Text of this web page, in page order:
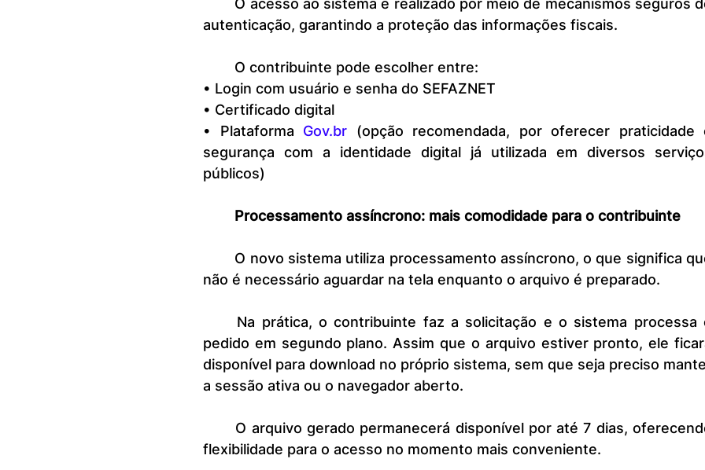
autenticação, garantindo a proteção das informações fiscais.
	O contribuinte pode escolher entre:
• Login com usuário e senha do SEFAZNET
• Certificado digital
• Plataforma Gov.br (opção recomendada, por oferecer praticidade
segurança com a identidade digital já utilizada em diversos
públicos)
Processamento assíncrono: mais comodidade para o contribuinte
não é necessário aguardar na tela enquanto o arquivo é preparado.
pedido em segundo plano. Assim que o arquivo estiver pronto, ele
disponível para download no próprio sistema, sem que seja preciso
a sessão ativa ou o navegador aberto.
flexibilidade para o acesso no momento mais conveniente.